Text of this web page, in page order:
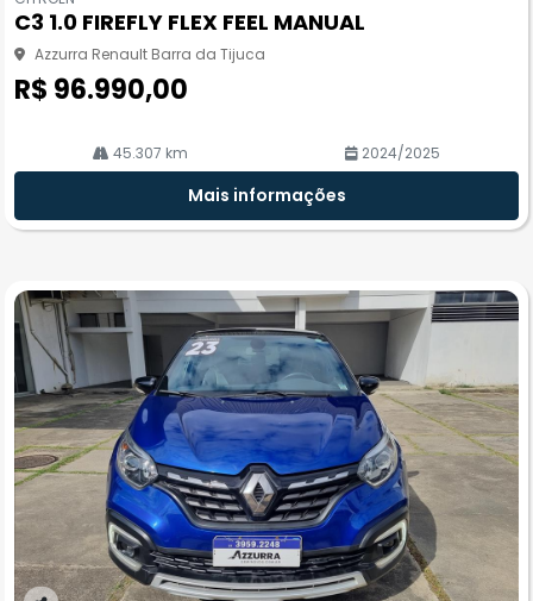
pa
rtil
he
C3 1.0 FIREFLY FLEX FEEL MANUAL
Azzurra Renault Barra da Tijuca
R$ 96.990,00
45.307 km 2024/2025
Mais informações